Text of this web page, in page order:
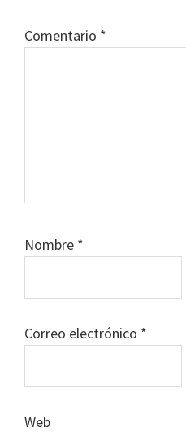
Comentario *
Nombre *
Correo electrónico *
Web